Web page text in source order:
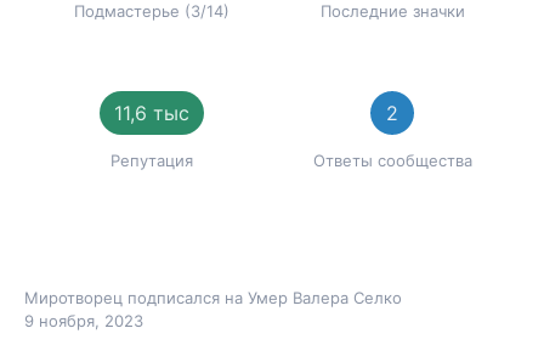
Подмастерье (3/14) Последние значки
11,6 тыс
Репутация
2
Ответы сообщества
Миротворец подписался на Умер Валера Селко
9 ноября, 2023